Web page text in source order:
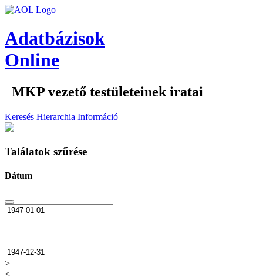
Adatbázisok
Online
MKP vezető testületeinek iratai
Keresés Hierarchia Információ
Találatok szűrése
Dátum
—
>
<